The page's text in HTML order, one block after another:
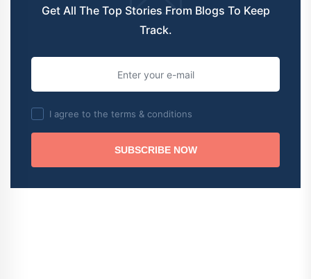
Get All The Top Stories From Blogs To Keep
Track.
I agree to the terms & conditions
SUBSCRIBE NOW